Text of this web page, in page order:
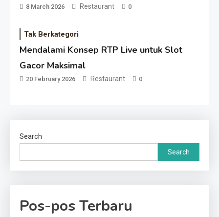
8 March 2026 Restaurant 0
Tak Berkategori
Mendalami Konsep RTP Live untuk Slot
Gacor Maksimal
20 February 2026 Restaurant 0
Search
Search
Pos-pos Terbaru